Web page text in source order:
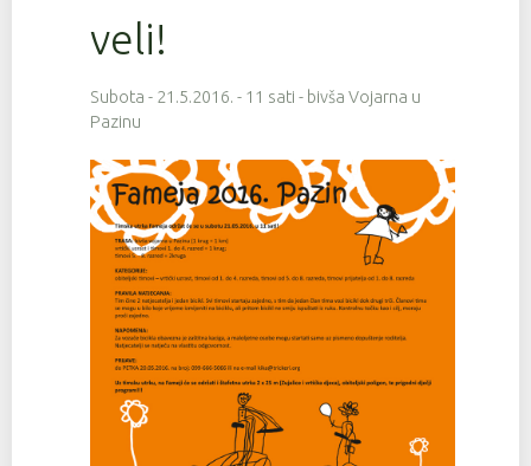
veli!
Subota - 21.5.2016. - 11 sati - bivša Vojarna u
Pazinu